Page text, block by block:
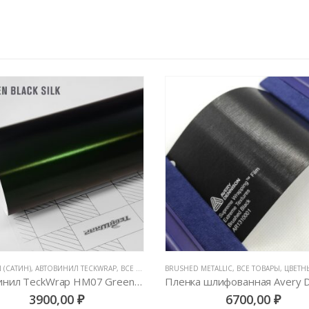
ПЛЕНКИ
(САТИН), АВТОВИНИЛ TECKWRAP, ВСЕ ТОВАРЫ ,ЦВЕТНЫЕ ВИНИЛОВЫЕ ПЛЕНКИ
Автовинил TeckWrap HM07 Green Black Silk
3900,00 ₽
BRUSHED METALLIC, ВСЕ ТОВАРЫ, ЦВЕТНЫЕ
6700,00 ₽